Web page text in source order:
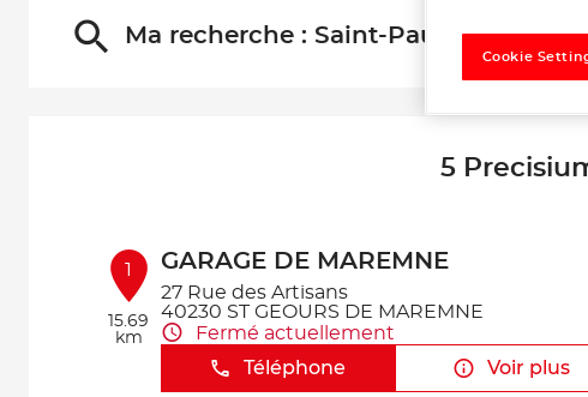
Ma recherche : Saint-Paul-lès-Dax
5
1
15.69
km
GARAGE DE MAREMNE
27 Rue des Artisans
40230 ST GEOURS DE MAREMNE
Fermé actuellement
Téléphone
Voir plus
Cookie